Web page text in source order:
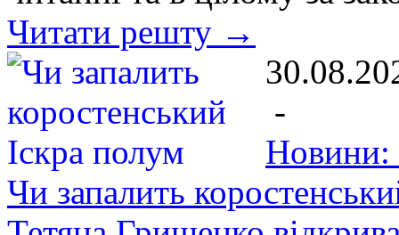
Читати решту →
-
Новини:
Чи запалить